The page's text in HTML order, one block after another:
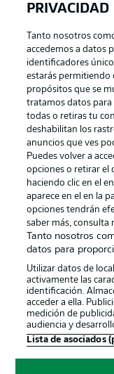
Publicidad
Gestionar las
Canales
Jugadores
Sello Editorial
© 2026
PRIVACIDAD
Tanto nosotros
accedemos a datos
identificadores
estarás permitiendo
propósitos que se
tratamos datos para
todas o retiras tu
deshabilitan los
anuncios que ves
Puedes volver a
opciones o retirar el
haciendo clic en el
aparece en el en la
opciones tendrán
saber más, consulta
Tanto nosotros
datos para
Utilizar datos de
activamente las
identificación.
acceder a ella.
medición de
audiencia y
Lista de asociados